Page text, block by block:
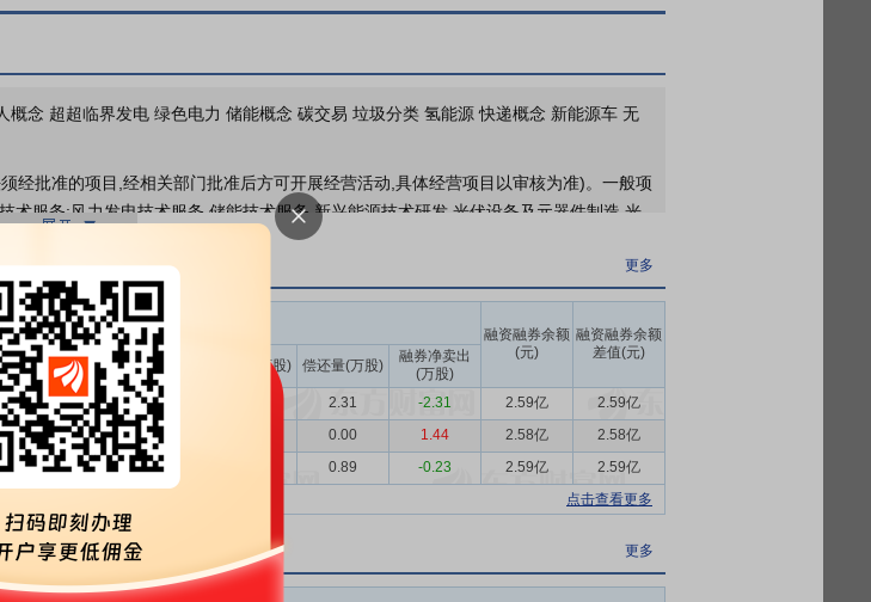
2026年06月05日公布截止2026年05月29日股东户数34546户，比上期减少1265户
业绩报表 更多
机构调研 更多
2026年04月28日披露公司于2026年04月24日接待1家机构调研
念 超超临界发电 绿色电力 储能概念 碳交易 垃圾分类 氢能源 快递概念 新能源车 无
经批准的项目,经相关部门批准后方可开展经营活动,具体经营项目以审核为准)。一般项
术服务;风力发电技术服务,储能技术服务,新兴能源技术研发,光伏设备及元器件制造,光
成型燃料销售,农作物秸秆处理及加工利用服务:生物质液体燃料生产工艺研发,资源再生
发;农业机械制造;农业机械销售;农业机械服务;面料纺织加工;面料印染加工;纺纱加工,
进出口;社会经济咨询服务,国内贸易代理(除依法须经批准的项目外,凭营业执照依法
资新能源电站业务的投资建设运营平台，坚持以风光电站业务为“一体”、以项目运维
市海兴产业投资集团等盐城市属国有平台合作开发集中式渔光互补项目，旨在利用合
区积极投资光伏、风电及其他能源项目。 （二）悦达储能 公司全资子公司悦达储能公
进大型共享储能和工商业储能项目投资建设，构建运营高效、风险可控的管理体系，向
向工商业用户提供智能微电网类绿色能源资产的投资、建设、运营、管理等综合解决方
慧能源服务企业。 （三）悦达能服 公司控股子公司悦达能服公司是悦达投资综合能源
本、促进可再生能源消纳为核心，整合售电、节能、储能、虚拟电厂和碳资产管理等
子公司悦达和碳公司按照“立足江苏，辐射东部”的定位，以获取盐城市海上风电、分
碳交易（CCER、碳配额）为主，双碳咨询业务为辅。悦达和碳公司自成立以来，先
更多
融资融券余额
(元)
融资融券余额
差值(元)
) 余额(元) 余量(万股) 卖出量(万股) 偿还量(万股)
融券净卖出
(万股)
4.38万 1.01 2.31 -2.31 2.59亿
2.59亿
14.61万 3.32 0.00 1.44 2.58亿
2.58亿
8.27万 1.88 0.89 -0.23 2.59亿
2.59亿
点击查看更多
更多